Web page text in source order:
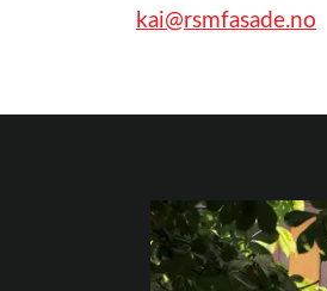
kai@rsmfasade.no